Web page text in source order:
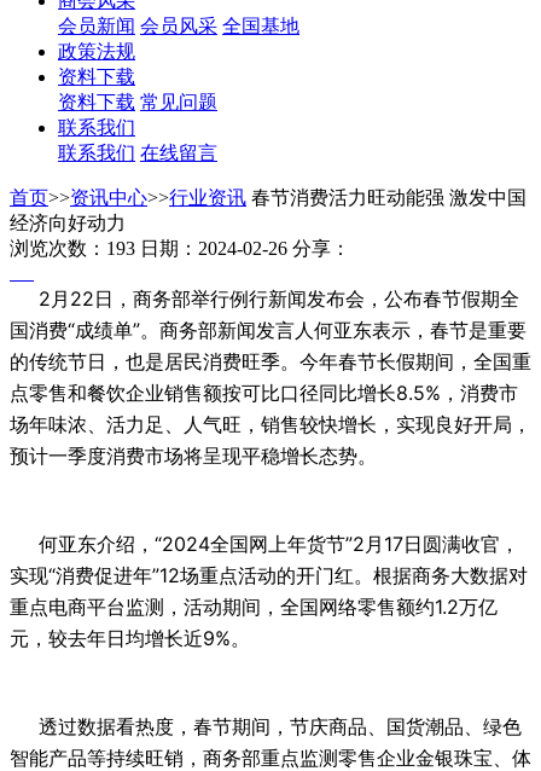
会员新闻 会员风采 全国基地
政策法规
资料下载
资料下载 常见问题
联系我们
联系我们 在线留言
首页>>资讯中心>>行业资讯 春节消费活力旺动能强 激发中国
经济向好动力
浏览次数：193 日期：2024-02-26 分享：
2月22日，商务部举行例行新闻发布会，公布春节假期全
国消费“成绩单”。商务部新闻发言人何亚东表示，春节是重要
的传统节日，也是居民消费旺季。今年春节长假期间，全国重
点零售和餐饮企业销售额按可比口径同比增长8.5%，消费市
场年味浓、活力足、人气旺，销售较快增长，实现良好开局，
预计一季度消费市场将呈现平稳增长态势。
何亚东介绍，“2024全国网上年货节”2月17日圆满收官，
实现“消费促进年”12场重点活动的开门红。根据商务大数据对
重点电商平台监测，活动期间，全国网络零售额约1.2万亿
元，较去年日均增长近9%。
透过数据看热度，春节期间，节庆商品、国货潮品、绿色
智能产品等持续旺销，商务部重点监测零售企业金银珠宝、体